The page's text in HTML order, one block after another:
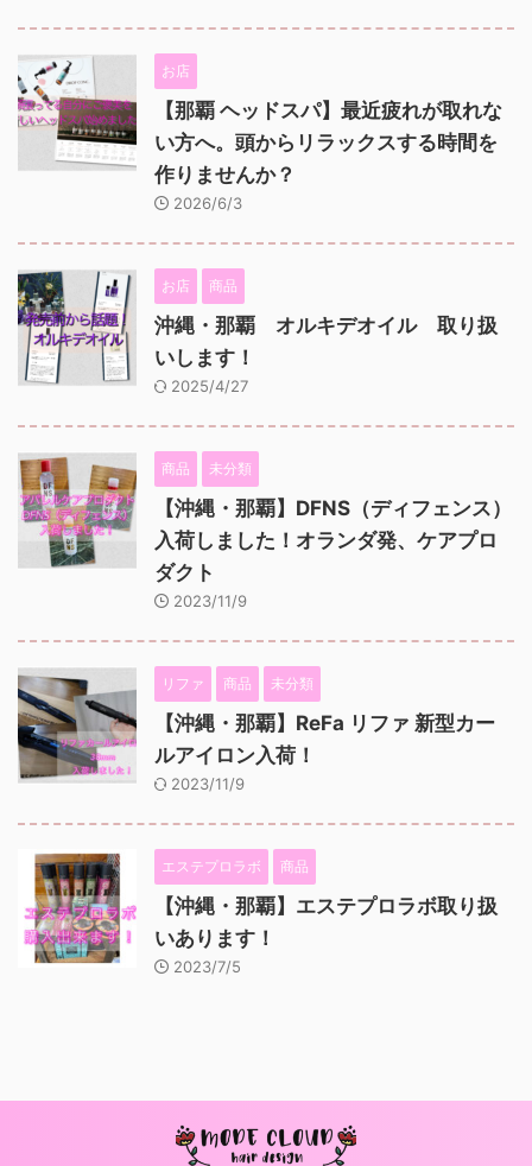
お店
【那覇 ヘッドスパ】最近疲れが取れな
い方へ。頭からリラックスする時間を
作りませんか？
2026/6/3
お店 商品
沖縄・那覇 オルキデオイル 取り扱
いします！
2025/4/27
商品 未分類
【沖縄・那覇】DFNS（ディフェンス）
入荷しました！オランダ発、ケアプロ
ダクト
2023/11/9
リファ 商品 未分類
【沖縄・那覇】ReFa リファ 新型カー
ルアイロン入荷！
2023/11/9
エステプロラボ 商品
【沖縄・那覇】エステプロラボ取り扱
いあります！
2023/7/5